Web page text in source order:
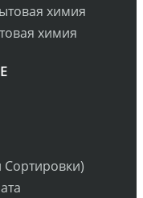
химия
химия
Сортировки)